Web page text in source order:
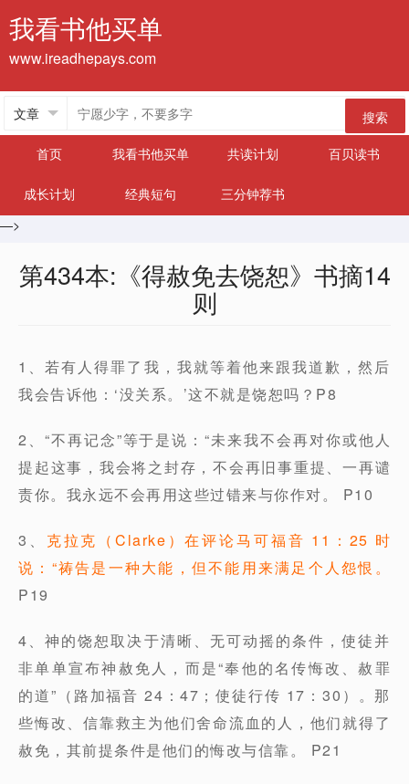
我看书他买单
www.ireadhepays.com
搜索
首页
我看书他买单 共读计划 百贝读书
成长计划 经典短句
三分钟荐书
—>
第434本:《得赦免去饶恕》书摘14
则
1、若有人得罪了我，我就等着他来跟我道歉，然后
我会告诉他：‘没关系。’这不就是饶恕吗？P8
2、“不再记念”等于是说：“未来我不会再对你或他人
提起这事，我会将之封存，不会再旧事重提、一再谴
责你。我永远不会再用这些过错来与你作对。 P10
3、 克拉克（Clarke）在评论马可福音 11：25 时
说：“祷告是一种大能，但不能用来满足个人怨恨。
P19
4、神的饶恕取决于清晰、无可动摇的条件，使徒并
非单单宣布神赦免人，而是“奉他的名传悔改、赦罪
的道”（路加福音 24：47；使徒行传 17：30）。那
些悔改、信靠救主为他们舍命流血的人，他们就得了
赦免，其前提条件是他们的悔改与信靠。 P21